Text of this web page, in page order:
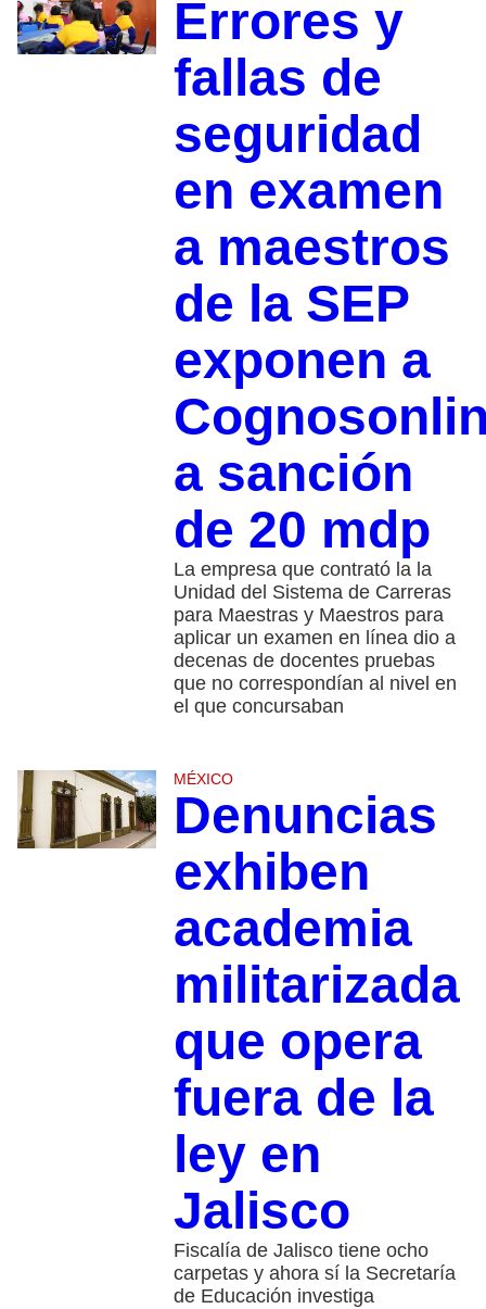
Errores y
fallas de
seguridad
en examen
a maestros
de la SEP
exponen a
a sanción
de 20 mdp
La empresa que contrató la la
Unidad del Sistema de Carreras
para Maestras y Maestros para
aplicar un examen en línea dio a
decenas de docentes pruebas
que no correspondían al nivel en
el que concursaban
MÉXICO
Denuncias
exhiben
academia
militarizada
que opera
fuera de la
ley en
Jalisco
Fiscalía de Jalisco tiene ocho
carpetas y ahora sí la Secretaría
de Educación investiga